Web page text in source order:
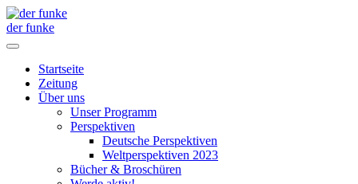
der funke
Startseite
Zeitung
Über uns
Unser Programm
Perspektiven
Deutsche Perspektiven
Weltperspektiven 2023
Bücher & Broschüren